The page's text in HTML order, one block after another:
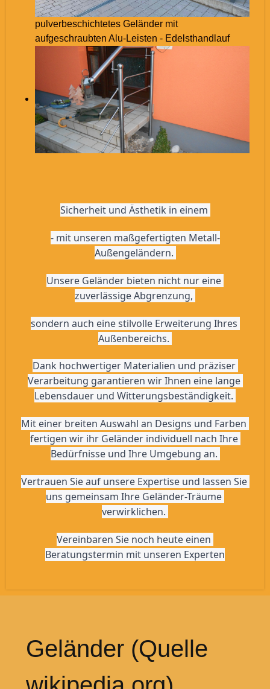
pulverbeschichtetes Geländer mit
aufgeschraubten Alu-Leisten - Edelsthandlauf
Sicherheit und Ästhetik in einem
- mit unseren maßgefertigten Metall-
Außengeländern.
Unsere Geländer bieten nicht nur eine
zuverlässige Abgrenzung,
sondern auch eine stilvolle Erweiterung Ihres
Außenbereichs.
Dank hochwertiger Materialien und präziser
Verarbeitung garantieren wir Ihnen eine lange
Lebensdauer und Witterungsbeständigkeit.
Mit einer breiten Auswahl an Designs und Farben
fertigen wir ihr Geländer individuell nach Ihre
Bedürfnisse und Ihre Umgebung an.
Vertrauen Sie auf unsere Expertise und lassen Sie
uns gemeinsam Ihre Geländer-Träume
verwirklichen.
Vereinbaren Sie noch heute einen
Beratungstermin mit unseren Experten
Geländer (Quelle